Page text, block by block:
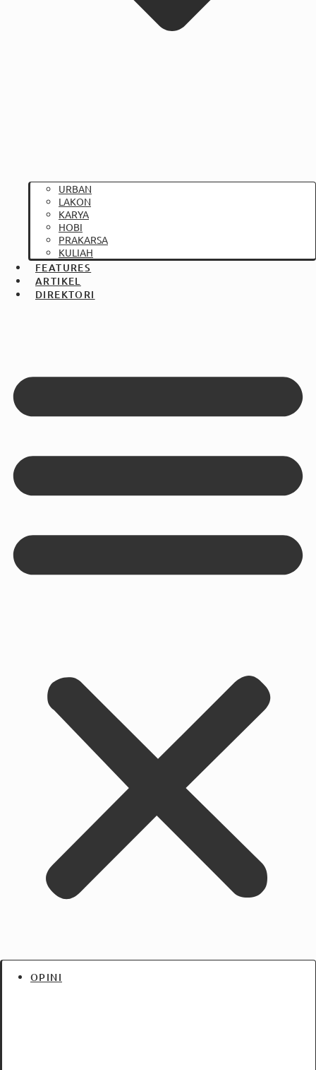
URBAN
LAKON
KARYA
HOBI
PRAKARSA
KULIAH
FEATURES
ARTIKEL
DIREKTORI
OPINI